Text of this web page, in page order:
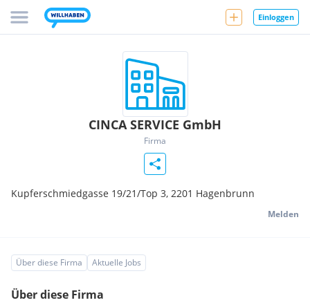
Einloggen
CINCA SERVICE GmbH
Firma
Kupferschmiedgasse 19/21/Top 3, 2201 Hagenbrunn
Melden
Über diese Firma Aktuelle Jobs
Über diese Firma